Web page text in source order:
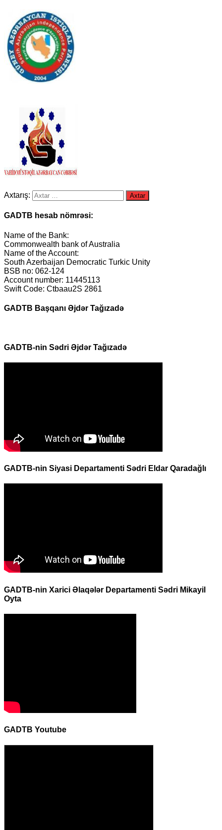
Axtarış:
GADTB hesab nömrəsi:
Name of the Bank:
Commonwealth bank of Australia
Name of the Account:
South Azerbaijan Democratic Turkic Unity
BSB no: 062-124
Account number: 11445113
Swift Code: Ctbaau2S 2861
GADTB Başqanı Əjdər Tağızadə
GADTB-nin Sədri Əjdər Tağızadə
GADTB-nin Siyasi Departamenti Sədri Eldar Qaradağlı
GADTB-nin Xarici Əlaqələr Departamenti Sədri Mikayil
Oyta
GADTB Youtube